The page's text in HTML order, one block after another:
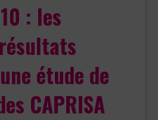
: les
étude de
CAPRISA